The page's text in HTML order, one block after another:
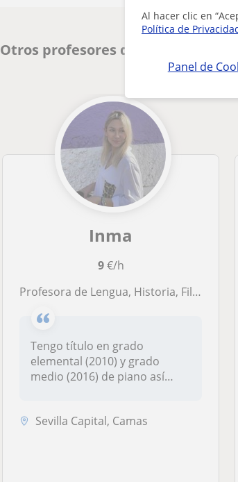
Al hacer clic en
Política de
Panel de
Otros profesores de Lengua
Inma
9€/h
Profesora de Lengua, Historia, Filosofía, Latin y Griego
Tengo título en grado
elemental (2010) y grado
medio (2016) de piano así
Sevilla Capital, Camas